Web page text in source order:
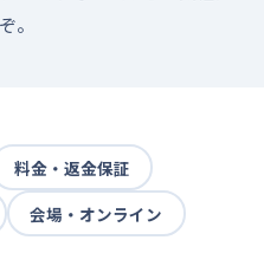
。
料金・返金保証
会場・オンライン